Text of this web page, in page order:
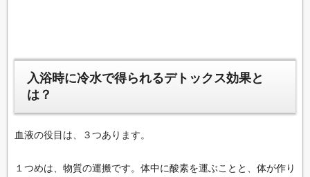
入浴時に冷水で得られるデトックス効果と
は？
血液の役目は、３つあります。
１つめは、物質の運搬です。体中に酸素を運ぶことと、体が作り